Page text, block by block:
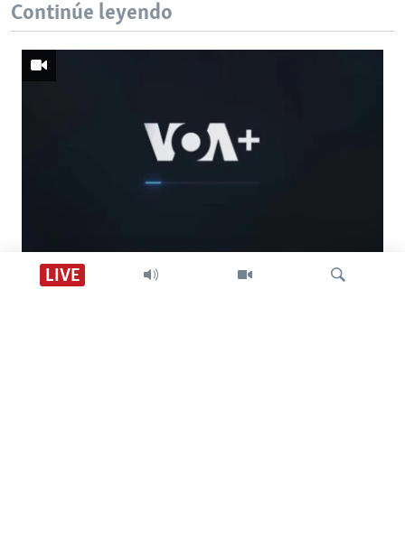
LIVE
Continúe leyendo
Descarga VOA +